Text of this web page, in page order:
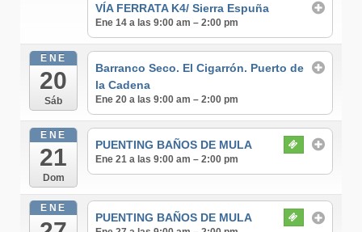
VÍA FERRATA K4/ Sierra Espuña
Ene 14 a las 9:00 am – 2:00 pm
ENE
20
Sáb
Barranco Seco. El Cigarrón. Puerto de
la Cadena
Ene 20 a las 9:00 am – 2:00 pm
ENE
21
Dom
PUENTING BAÑOS DE MULA
Ene 21 a las 9:00 am – 2:00 pm
ENE
PUENTING BAÑOS DE MULA